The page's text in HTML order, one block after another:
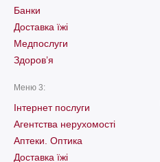
Банки
Доставка їжі
Медпослуги
Здоров’я
Меню 3:
Інтернет послуги
Агентства нерухомості
Аптеки. Оптика
Доставка їжі